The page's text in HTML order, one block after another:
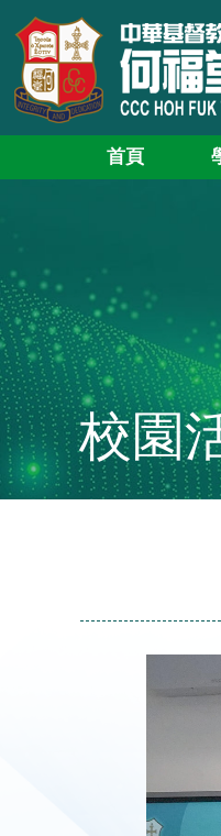
首頁
校園